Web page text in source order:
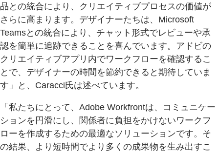
品との統合により、クリエイティブプロセスの価値が
さらに高まります。デザイナーたちは、Microsoft
Teamsとの統合により、チャット形式でレビューや承
認を簡単に追跡できることを喜んでいます。アドビの
クリエイティブアプリ内でワークフローを確認するこ
とで、デザイナーの時間を節約できると期待していま
す」と、Caracci氏は述べています。
「私たちにとって、Adobe Workfrontは、コミュニケー
ションを円滑にし、関係者に負担をかけないワークフ
ローを作成するための最適なソリューションです。そ
の結果、より短時間でより多くの成果物を生み出すこ